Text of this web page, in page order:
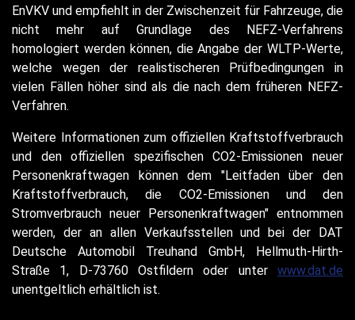
EnVKV und empfiehlt in der Zwischenzeit für Fahrzeuge, die
nicht mehr auf Grundlage des NEFZ-Verfahrens
homologiert werden können, die Angabe der WLTP-Werte,
welche wegen der realistischeren Prüfbedingungen in
vielen Fällen höher sind als die nach dem früheren NEFZ-
Verfahren.
Weitere Informationen zum offiziellen Kraftstoffverbrauch
und den offiziellen spezifischen CO2-Emissionen neuer
Personenkraftwagen können dem "Leitfaden über den
Kraftstoffverbrauch, die CO2-Emissionen und den
Stromverbrauch neuer Personenkraftwagen" entnommen
werden, der an allen Verkaufsstellen und bei der DAT
Deutsche Automobil Treuhand GmbH, Hellmuth-Hirth-
Straße 1, D-73760 Ostfildern oder unter www.dat.de
unentgeltlich erhältlich ist.